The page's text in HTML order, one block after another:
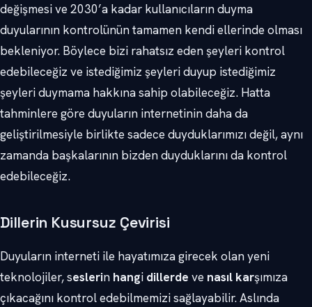
değişmesi ve 2030’a kadar kullanıcıların duyma
duyularının kontrolünün tamamen kendi ellerinde olması
bekleniyor. Böylece bizi rahatsız eden şeyleri kontrol
edebileceğiz ve istediğimiz şeyleri duyup istediğimiz
şeyleri duymama hakkına sahip olabileceğiz. Hatta
tahminlere göre duyuların internetinin daha da
geliştirilmesiyle birlikte sadece duyduklarımızı değil, aynı
zamanda başkalarının bizden duyduklarını da kontrol
edebileceğiz.
Dillerin Kusursuz Çevirisi
Duyuların interneti ile hayatımıza girecek olan yeni
teknolojiler, seslerin hangi dillerde ve nasıl karşımıza
çıkacağını kontrol edebilmemizi sağlayabilir. Aslında